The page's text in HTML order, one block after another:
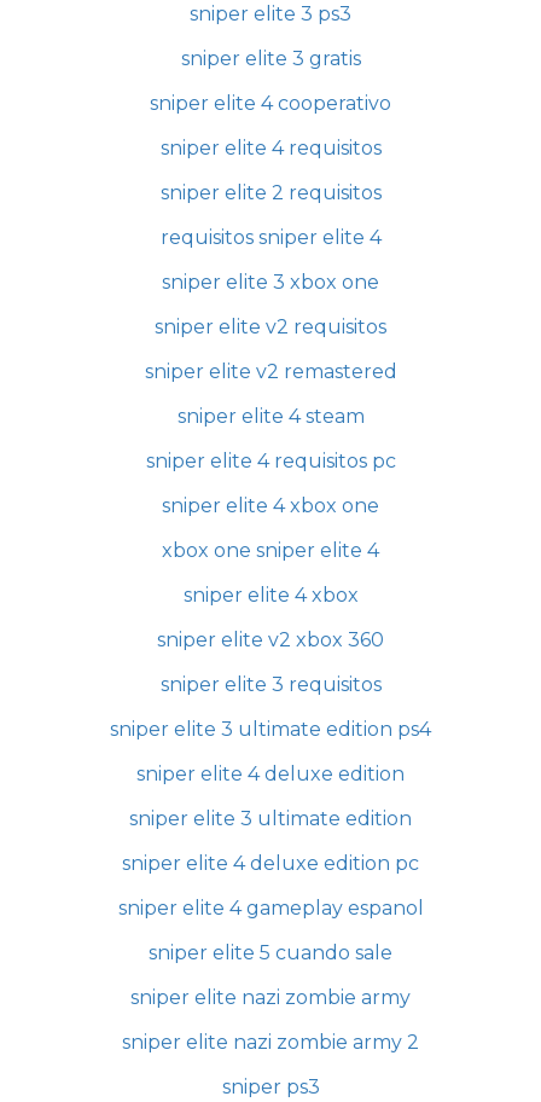
sniper elite 3 ps3
sniper elite 3 gratis
sniper elite 4 cooperativo
sniper elite 4 requisitos
sniper elite 2 requisitos
requisitos sniper elite 4
sniper elite 3 xbox one
sniper elite v2 requisitos
sniper elite v2 remastered
sniper elite 4 steam
sniper elite 4 requisitos pc
sniper elite 4 xbox one
xbox one sniper elite 4
sniper elite 4 xbox
sniper elite v2 xbox 360
sniper elite 3 requisitos
sniper elite 3 ultimate edition ps4
sniper elite 4 deluxe edition
sniper elite 3 ultimate edition
sniper elite 4 deluxe edition pc
sniper elite 4 gameplay espanol
sniper elite 5 cuando sale
sniper elite nazi zombie army
sniper elite nazi zombie army 2
sniper ps3